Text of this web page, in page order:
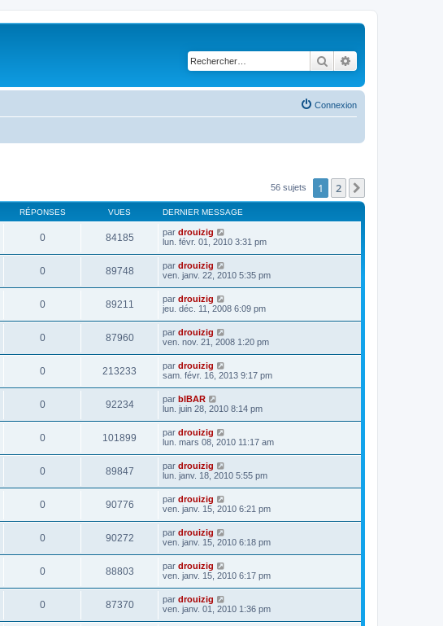
Rechercher
Connexion
56 sujets 1 2
RÉPONSES VUES DERNIER MESSAGE
0 84185 par drouizig
lun. févr. 01, 2010 3:31 pm
0 89748 par drouizig
ven. janv. 22, 2010 5:35 pm
0 89211 par drouizig
jeu. déc. 11, 2008 6:09 pm
0 87960 par drouizig
ven. nov. 21, 2008 1:20 pm
0 213233 par drouizig
sam. févr. 16, 2013 9:17 pm
0 92234 par bIBAR
lun. juin 28, 2010 8:14 pm
0 101899 par drouizig
lun. mars 08, 2010 11:17 am
0 89847 par drouizig
lun. janv. 18, 2010 5:55 pm
0 90776 par drouizig
ven. janv. 15, 2010 6:21 pm
0 90272 par drouizig
ven. janv. 15, 2010 6:18 pm
0 88803 par drouizig
ven. janv. 15, 2010 6:17 pm
0 87370 par drouizig
ven. janv. 01, 2010 1:36 pm